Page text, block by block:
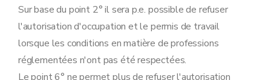
Sur base du point 2° il sera p.e. possible de refuser
l'autorisation d'occupation et le permis de travail
lorsque les conditions en matière de professions
réglementées n'ont pas été respectées.
Le point 6° ne permet plus de refuser l'autorisation